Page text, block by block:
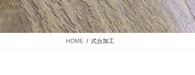
HOME 式台加工